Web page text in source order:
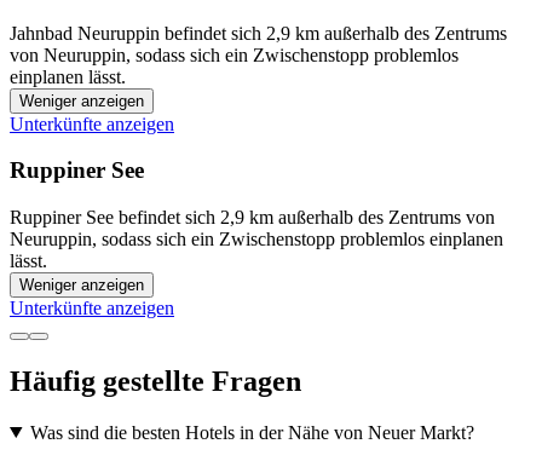
Jahnbad Neuruppin befindet sich 2,9 km außerhalb des Zentrums
von Neuruppin, sodass sich ein Zwischenstopp problemlos
einplanen lässt.
Weniger anzeigen
Unterkünfte anzeigen
Ruppiner See
Ruppiner See befindet sich 2,9 km außerhalb des Zentrums von
Neuruppin, sodass sich ein Zwischenstopp problemlos einplanen
lässt.
Weniger anzeigen
Unterkünfte anzeigen
Häufig gestellte Fragen
Was sind die besten Hotels in der Nähe von Neuer Markt?